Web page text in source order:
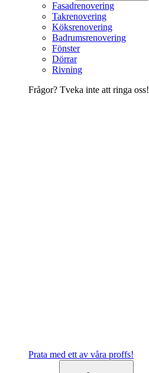
Fasadrenovering
Takrenovering
Köksrenovering
Badrumsrenovering
Fönster
Dörrar
Rivning
Frågor? Tveka inte att ringa oss!
Prata med ett av våra proffs!